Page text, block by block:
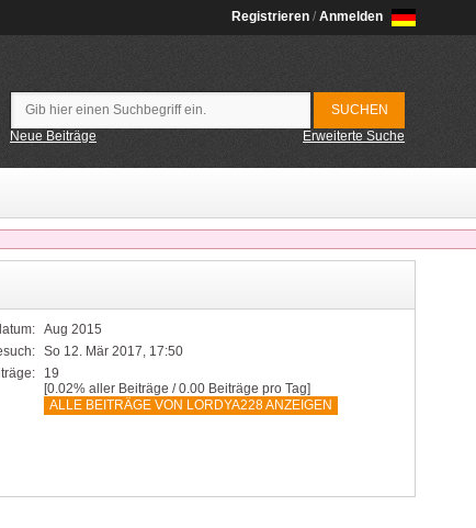
Registrieren / Anmelden
Neue Beiträge Erweiterte Suche
Aug 2015
So 12. Mär 2017, 17:50
19
[0.02% aller Beiträge / 0.00 Beiträge pro Tag]
ALLE BEITRÄGE VON LORDYA228 ANZEIGEN